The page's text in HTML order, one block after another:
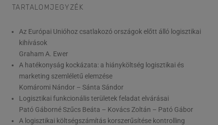
TARTALOMJEGYZÉK
Az Európai Unióhoz csatlakozó országok előtt álló logisztikai
kihívások
Graham A. Ewer
A hatékonyság kockázata: a hiányköltség logisztikai és
marketing szemléletű elemzése
Komáromi Nándor – Sánta Sándor
Logisztikai funkcionális területek feladat elvárásai
Pató Gáborné Szűcs Beáta – Kovács Zoltán – Pató Gábor
A logisztikai költségszámítás korszerűsítése kontrolling